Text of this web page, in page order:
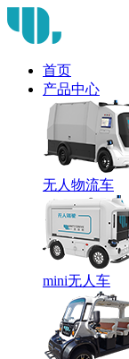
首页
产品中心
无人物流车
mini无人车